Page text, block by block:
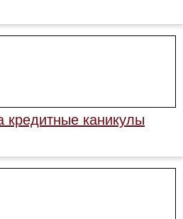
кредитные каникулы